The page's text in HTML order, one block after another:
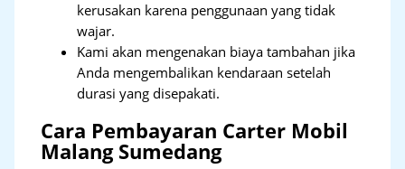
kerusakan karena penggunaan yang tidak
wajar.
Kami akan mengenakan biaya tambahan jika
Anda mengembalikan kendaraan setelah
durasi yang disepakati.
Cara Pembayaran Carter Mobil
Malang Sumedang